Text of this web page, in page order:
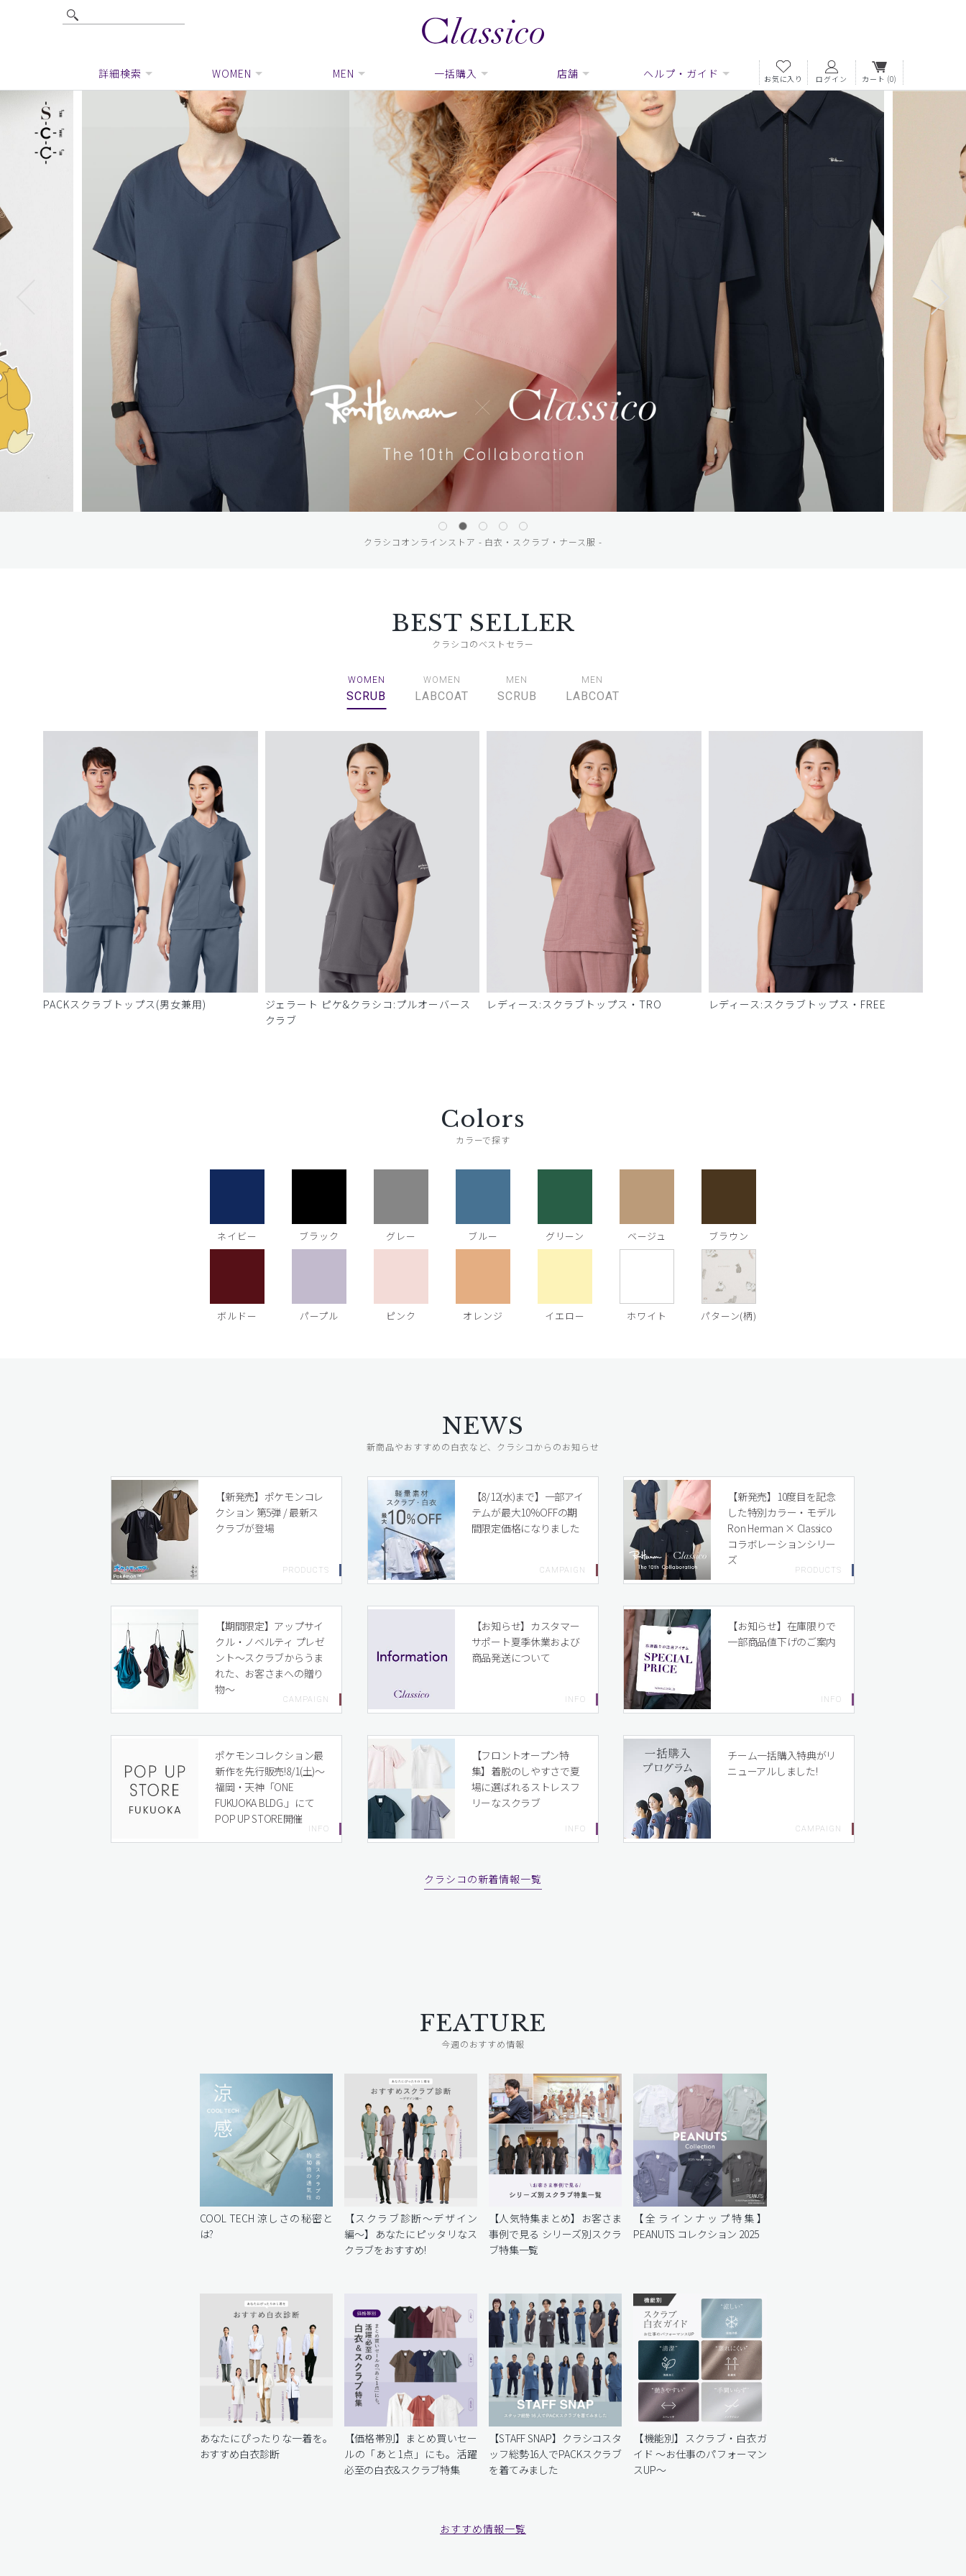
詳細検索 WOMEN MEN 一括購入 店舗 ヘルプ・ガイド お気に入り ログイン カート (0)
クラシコオンラインストア - 白衣・スクラブ・ナース服 -
BEST SELLER
クラシコのベストセラー
WOMEN
SCRUB
WOMEN
LABCOAT
MEN
SCRUB
MEN
LABCOAT
PACKスクラブトップス(男女兼用)
ジェラート ピケ&クラシコ:プルオーバース
クラブ
レディース:スクラブトップス・TRO レディース:スクラブトップス・FREE
Colors
カラーで探す
ネイビー ブラック グレー ブルー グリーン ベージュ ブラウン
ボルドー パープル ピンク オレンジ イエロー ホワイト パターン(柄)
NEWS
新商品やおすすめの白衣など、クラシコからのお知らせ
【新発売】ポケモンコレ
クション 第5弾 / 最新ス
クラブが登場
【8/12(水)まで】一部アイ
テムが最大10%OFFの期
間限定価格になりました
【新発売】10度目を記念
した特別カラー・モデル
Ron Herman × Classico
コラボレーションシリー
ズ
【期間限定】アップサイ
クル・ノベルティ プレゼ
ント〜スクラブからうま
れた、お客さまへの贈り
物〜
【お知らせ】カスタマー
サポート夏季休業および
商品発送について
【お知らせ】在庫限りで
一部商品値下げのご案内
ポケモンコレクション最
新作を先行販売!8/1(土)〜
福岡・天神「ONE
FUKUOKA BLDG.」にて
POP UP STORE開催
【フロントオープン特
集】着脱のしやすさで夏
場に選ばれるストレスフ
リーなスクラブ
チーム一括購入特典がリ
ニューアルしました!
クラシコの新着情報一覧
FEATURE
今週のおすすめ情報
COOL TECH 涼しさの秘密と
は?
【スクラブ診断〜デザイン
編〜】あなたにピッタリなス
クラブをおすすめ!
【人気特集まとめ】お客さま
事例で見る シリーズ別スクラ
ブ特集一覧
【全ラインナップ特集】
PEANUTS コレクション 2025
あなたにぴったりな一着を。
おすすめ白衣診断
【価格帯別】まとめ買いセー
ルの「あと1点」にも。活躍
必至の白衣&スクラブ特集
【STAFF SNAP】クラシコスタ
ッフ総勢16人でPACKスクラブ
を着てみました
【機能別】スクラブ・白衣ガ
イド 〜お仕事のパフォーマン
スUP〜
おすすめ情報一覧